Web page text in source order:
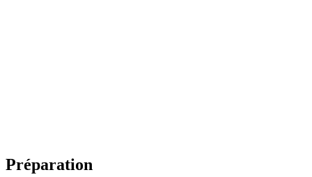
Préparation